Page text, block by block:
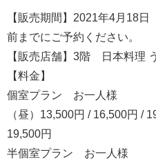
【販売期間】2021年4月18
前までにご予約ください。
【販売店舗】3階 日本料理
【料金】
個室プラン お一人様
（昼）13,500円 / 16,500円 /
19,500円
半個室プラン お一人様